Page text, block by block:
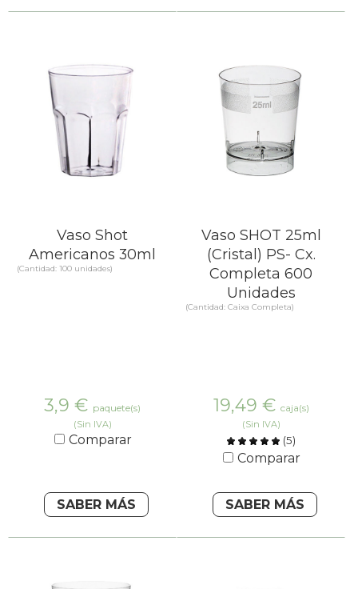
Vaso Shot
Americanos 30ml
(Cantidad: 100 unidades)
3,9 € paquete(s)
(Sin IVA)
Comparar
SABER MÁS
Vaso SHOT 25ml
(Cristal) PS- Cx.
Completa 600
Unidades
(Cantidad: Caixa Completa)
19,49 € caja(s)
(Sin IVA)
(5)
Comparar
SABER MÁS